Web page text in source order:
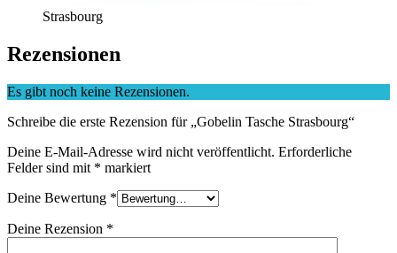
Strasbourg
Rezensionen
Es gibt noch keine Rezensionen.
Schreibe die erste Rezension für „Gobelin Tasche Strasbourg“
Deine E-Mail-Adresse wird nicht veröffentlicht. Erforderliche
Felder sind mit * markiert
Deine Bewertung *
Deine Rezension *